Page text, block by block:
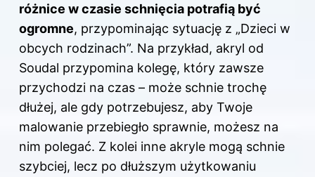
różnice w czasie schnięcia potrafią być
ogromne, przypominając sytuację z „Dzieci w
obcych rodzinach”. Na przykład, akryl od
Soudal przypomina kolegę, który zawsze
przychodzi na czas – może schnie trochę
dłużej, ale gdy potrzebujesz, aby Twoje
malowanie przebiegło sprawnie, możesz na
nim polegać. Z kolei inne akryle mogą schnie
szybciej, lecz po dłuższym użytkowaniu